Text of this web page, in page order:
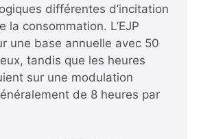
différentes d’incitation
la consommation. L’EJP
une base annuelle avec 50
tandis que les heures
sur une modulation
de 8 heures par